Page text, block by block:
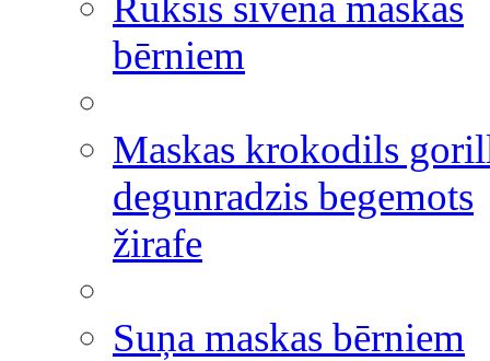
bērniem
Maskas krokodils
degunradzis begemots
žirafe
Suņa maskas bērniem